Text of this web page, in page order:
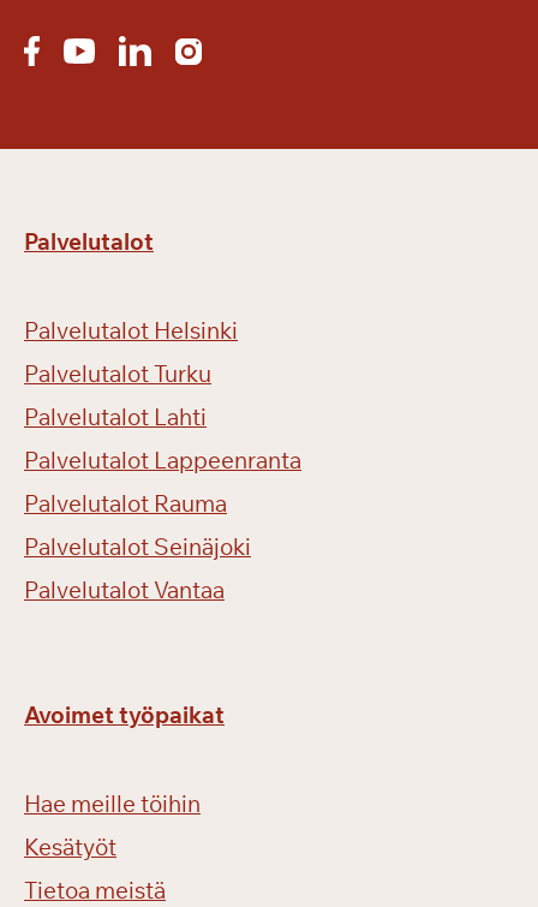
Palvelutalot
Palvelutalot Helsinki
Palvelutalot Turku
Palvelutalot Lahti
Palvelutalot Lappeenranta
Palvelutalot Rauma
Palvelutalot Seinäjoki
Palvelutalot Vantaa
Avoimet työpaikat
Hae meille töihin
Kesätyöt
Tietoa meistä